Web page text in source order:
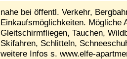
nahe bei öffentl. Verkehr,
Einkaufsmöglichkeiten. Mögliche
Gleitschirmfliegen, Tauchen,
Skifahren, Schlitteln,
weitere Infos s. www.elfe-